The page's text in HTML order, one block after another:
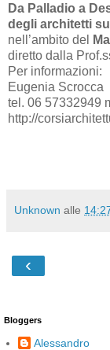
Da Palladio a
degli architetti
nell’ambito del
diretto dalla
Per informazioni:
Eugenia Scrocca
tel. 06 57332949
http://
Unknown alle
‹
Bloggers
Alessandro